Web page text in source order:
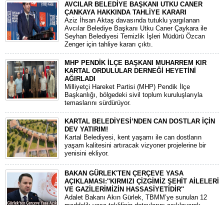
AVCILAR BELEDİYE BAŞKANI UTKU CANER
ÇANKAYA HAKKINDA TAHLİYE KARARI
​Aziz İhsan Aktaş davasında tutuklu yargılanan
Avcılar Belediye Başkanı Utku Caner Çaykara ile
Seyhan Belediyesi Temizlik İşleri Müdürü Özcan
Zenger için tahliye kararı çıktı.
MHP PENDİK İLÇE BAŞKANI MUHARREM KIR
KARTAL ORDULULAR DERNEĞİ HEYETİNİ
AĞIRLADI
​Milliyetçi Hareket Partisi (MHP) Pendik İlçe
Başkanlığı, bölgedeki sivil toplum kuruluşlarıyla
temaslarını sürdürüyor.
KARTAL BELEDİYESİ’NDEN CAN DOSTLAR İÇİN
DEV YATIRIM!
Kartal Belediyesi, kent yaşamı ile can dostların
yaşam kalitesini artıracak vizyoner projelerine bir
yenisini ekliyor.
BAKAN GÜRLEK'TEN ÇERÇEVE YASA
AÇIKLAMASI:''KIRMIZI ÇİZGİMİZ ŞEHİT AİLELERİ
VE GAZİLERİMİZİN HASSASİYETİDİR''
Adalet Bakanı Akın Gürlek, TBMM’ye sunulan 12